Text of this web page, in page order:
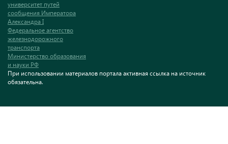
университет путей
сообщения Императора
Александра I
Федеральное агентство
железнодорожного
транспорта
Министерство образования
и науки РФ
При использовании материалов портала активная ссылка на источник
обязательна.